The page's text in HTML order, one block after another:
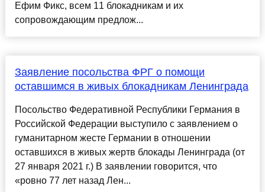
Ефим Фикс, всем 11 блокадникам и их
сопровождающим предлож...
Заявление посольства ФРГ о помощи
оставшимся в живых блокадникам Ленинграда
Посольство Федеративной Республики Германия в
Российской Федерации выступило с заявлением о
гуманитарном жесте Германии в отношении
оставшихся в живых жертв блокады Ленинграда (от
27 января 2021 г.) В заявлении говорится, что
«ровно 77 лет назад Лен...